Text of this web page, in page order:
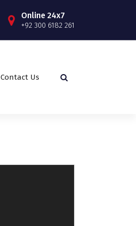
Online 24x7
+92 300 6182 261
Contact Us